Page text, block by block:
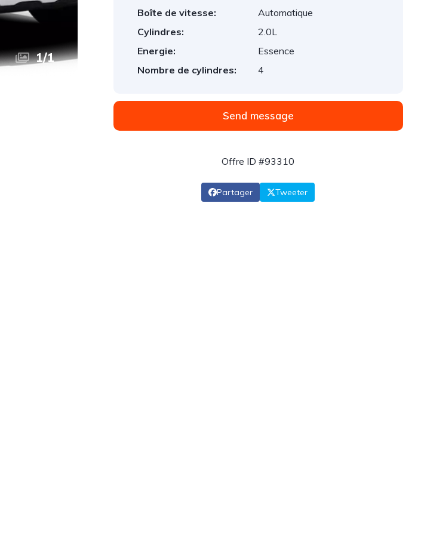
1/1
Boîte de vitesse:
Automatique
Cylindres:
2.0L
Energie:
Essence
Nombre de cylindres:
4
Send message
Offre ID #93310
Partager Tweeter